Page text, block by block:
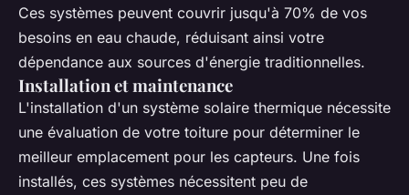
Ces systèmes peuvent couvrir jusqu'à 70% de vos
besoins en eau chaude, réduisant ainsi votre
dépendance aux sources d'énergie traditionnelles.
Installation et maintenance
L'installation d'un système solaire thermique nécessite
une évaluation de votre toiture pour déterminer le
meilleur emplacement pour les capteurs. Une fois
installés, ces systèmes nécessitent peu de